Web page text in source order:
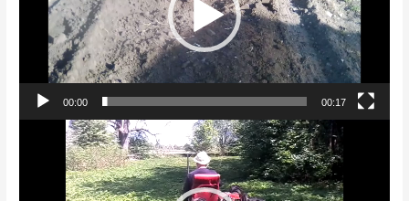
00:00 00:17
Videoesitaja